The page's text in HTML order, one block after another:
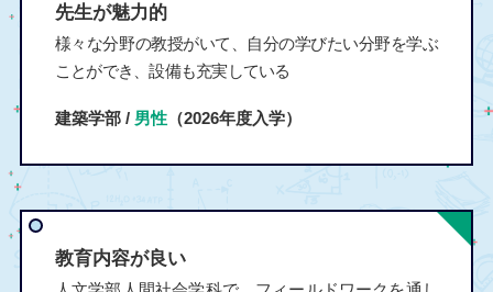
先生が魅力的
様々な分野の教授がいて、自分の学びたい分野を学ぶ
ことができ、設備も充実している
建築学部 / 男性（2026年度入学）
教育内容が良い